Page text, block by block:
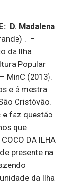
D. Madalena
. –
da Ilha
Popular
MinC (2013).
e é mestra
Cristóvão.
e faz questão
que
DA ILHA
presente na
da Ilha